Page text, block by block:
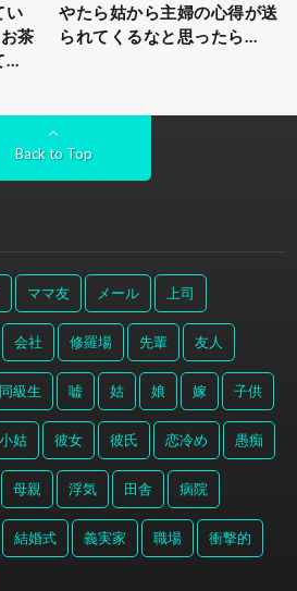
い
茶
…
やたら姑から主婦の心得が送
られてくるなと思ったら…
Back to Top
ママ友 メール 上司
会社 修羅場 先輩 友人
同級生 嘘 姑 娘 嫁 子供
小姑 彼女 彼氏 恋冷め 愚痴
母親 浮気 田舎 病院
結婚式 義実家 職場 衝撃的